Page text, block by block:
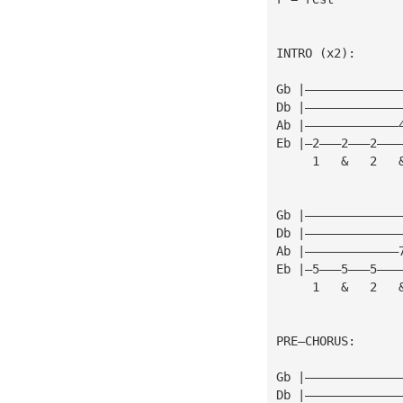
INTRO (x2):
Gb
Db
Ab
Eb
1   &   2
Gb
Db
Ab
Eb
1   &   2
PRE—CHORUS:
Gb
Db